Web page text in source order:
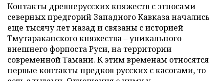
Контакты древнерусских княжеств с этносами
северных предгорий Западного Кавказа начались
еще тысячу лет назад и связаны с историей
Тмутараканского княжества – уникального
внешнего форпоста Руси, на территории
современной Тамани. К этим временам относятся
первые контакты предков русских с касогами, то